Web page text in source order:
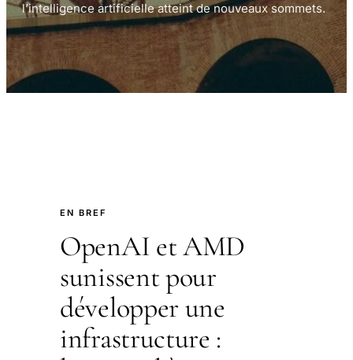
l’intelligence artificielle atteint de nouveaux sommets.
EN BREF
OpenAI et AMD
sunissent pour
développer une
infrastructure :